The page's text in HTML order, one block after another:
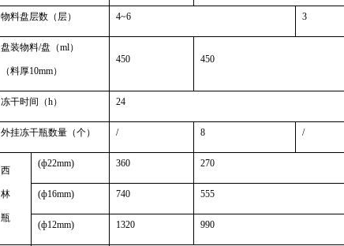
物料盘层数（层） 4~6 3
盘装物料/盘（ml）
（料厚10mm）
450 450
冻干时间（h） 24
外挂冻干瓶数量（个） / 8 /
西
林
瓶
(ф22mm) 360 270
(ф16mm) 740 555
(ф12mm) 1320 990